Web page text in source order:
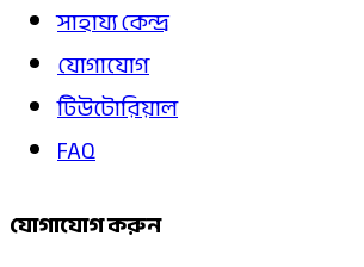
সাহায্য কেন্দ্র
যোগাযোগ
টিউটোরিয়াল
FAQ
যোগাযোগ করুন